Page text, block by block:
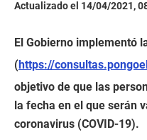
Actualizado el 14/04/2021,
El Gobierno implementó
(https://
objetivo de que las
la fecha en el que serán
coronavirus (COVID-19).